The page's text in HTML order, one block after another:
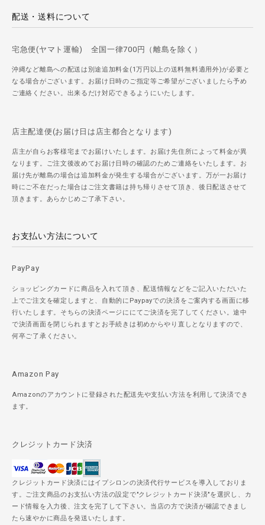
配送・送料について
宅急便(ヤマト運輸) 全国一律700円（離島を除く）
沖縄など離島への配送は別途追加料金(1万円以上の送料無料適用外)が必要と
なる場合がございます。お届け日時のご指定等ご希望がございましたら予め
ご連絡ください。出来るだけ対応できるようにいたします。
店主配達便(お届け日は店主都合となります)
店主が自らお客様宅までお届けいたします。お届け先住所によって料金が異
なります。ご注文後改めてお届け日時の確認のためご連絡をいたします。お
届け先が離島の場合は追加料金が発生する場合がございます。万が一お届け
時にご不在だった場合はご注文書籍は持ち帰りさせて頂き、後日配送させて
頂きます。あらかじめご了承下さい。
お支払い方法について
PayPay
ショッピングカードに商品を入れて頂き、配送情報などをご記入いただいた
上でご注文を確定しますと、自動的にPaypayでの決済をご案内する画面に移
行いたします。そちらの決済ページににてご決済を完了してください。途中
で決済画面を閉じられますとお手続きは初めからやり直しとなりますので、
何卒ご了承ください。
Amazon Pay
Amazonのアカウントに登録された配送先や支払い方法を利用して決済でき
ます。
クレジットカード決済
クレジットカード決済にはイプシロンの決済代行サービスを導入しておりま
す。ご注文商品のお支払い方法の設定で"クレジットカード決済"を選択し、カ
ード情報を入力後、注文を完了して下さい。当店の方で決済が確認できまし
たら速やかに商品を発送いたします。